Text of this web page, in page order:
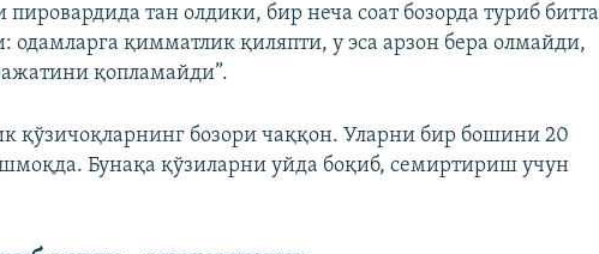
тан олдики, бир неча соат бозорда туриб битта
одамларга қимматлик қиляпти, у эса арзон бера олмайди,
қопламайди”.
қўзичоқларнинг бозори чаққон. Уларни бир бошини 20
Бунақа қўзиларни уйда боқиб, семиртириш учун